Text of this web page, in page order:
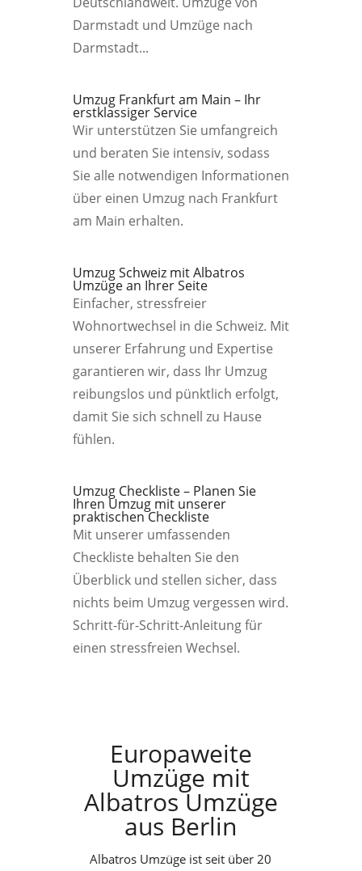
Darmstadt und Umzüge nach
Darmstadt...
Umzug Frankfurt am Main – Ihr
erstklassiger Service
Wir unterstützen Sie umfangreich
und beraten Sie intensiv, sodass
Sie alle notwendigen Informationen
über einen Umzug nach Frankfurt
am Main erhalten.
Umzug Schweiz mit Albatros
Umzüge an Ihrer Seite
Einfacher, stressfreier
Wohnortwechsel in die Schweiz. Mit
unserer Erfahrung und Expertise
garantieren wir, dass Ihr Umzug
reibungslos und pünktlich erfolgt,
damit Sie sich schnell zu Hause
fühlen.
Umzug Checkliste – Planen Sie
Ihren Umzug mit unserer
praktischen Checkliste
Mit unserer umfassenden
Checkliste behalten Sie den
Überblick und stellen sicher, dass
nichts beim Umzug vergessen wird.
Schritt-für-Schritt-Anleitung für
einen stressfreien Wechsel.
Europaweite
Umzüge mit
Albatros Umzüge
aus Berlin
Albatros Umzüge ist seit über 20